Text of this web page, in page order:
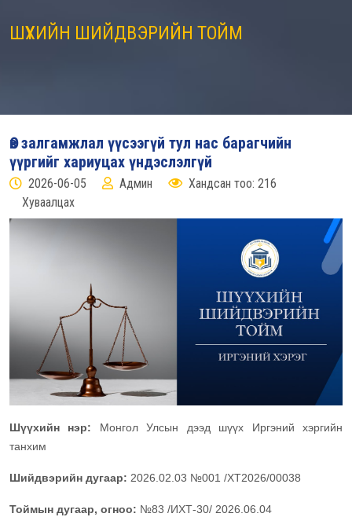
ШҮҮХИЙН ШИЙДВЭРИЙН ТОЙМ
Өв залгамжлал үүсээгүй тул нас барагчийн
үүргийг хариуцах үндэслэлгүй
2026-06-05 Админ
Хандсан тоо: 216
Хуваалцах
Шүүхийн нэр: Монгол Улсын дээд шүүх Иргэний хэргийн
танхим
Шийдвэрийн дугаар: 2026.02.03 №001 /ХТ2026/00038
Тоймын дугаар, огноо: №83 /ИХТ-30/ 2026.06.04